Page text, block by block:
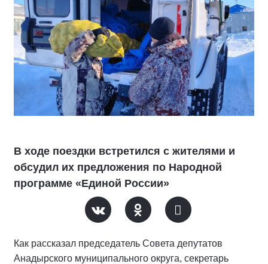
В ходе поездки встретился с жителями и
обсудил их предложения по Народной
программе «Единой России»
Как рассказал председатель Совета депутатов
Анадырского муниципального округа, секретарь